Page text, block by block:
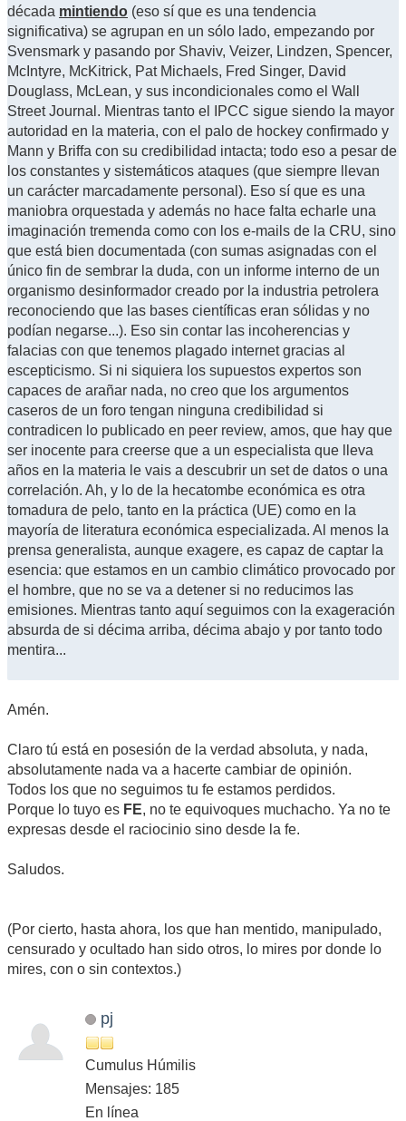
década mintiendo (eso sí que es una tendencia
significativa) se agrupan en un sólo lado, empezando por
Svensmark y pasando por Shaviv, Veizer, Lindzen, Spencer,
McIntyre, McKitrick, Pat Michaels, Fred Singer, David
Douglass, McLean, y sus incondicionales como el Wall
Street Journal. Mientras tanto el IPCC sigue siendo la mayor
autoridad en la materia, con el palo de hockey confirmado y
Mann y Briffa con su credibilidad intacta; todo eso a pesar de
los constantes y sistemáticos ataques (que siempre llevan
un carácter marcadamente personal). Eso sí que es una
maniobra orquestada y además no hace falta echarle una
imaginación tremenda como con los e-mails de la CRU, sino
que está bien documentada (con sumas asignadas con el
único fin de sembrar la duda, con un informe interno de un
organismo desinformador creado por la industria petrolera
reconociendo que las bases científicas eran sólidas y no
podían negarse...). Eso sin contar las incoherencias y
falacias con que tenemos plagado internet gracias al
escepticismo. Si ni siquiera los supuestos expertos son
capaces de arañar nada, no creo que los argumentos
caseros de un foro tengan ninguna credibilidad si
contradicen lo publicado en peer review, amos, que hay que
ser inocente para creerse que a un especialista que lleva
años en la materia le vais a descubrir un set de datos o una
correlación. Ah, y lo de la hecatombe económica es otra
tomadura de pelo, tanto en la práctica (UE) como en la
mayoría de literatura económica especializada. Al menos la
prensa generalista, aunque exagere, es capaz de captar la
esencia: que estamos en un cambio climático provocado por
el hombre, que no se va a detener si no reducimos las
emisiones. Mientras tanto aquí seguimos con la exageración
absurda de si décima arriba, décima abajo y por tanto todo
mentira...
Amén.
Claro tú está en posesión de la verdad absoluta, y nada,
absolutamente nada va a hacerte cambiar de opinión.
Todos los que no seguimos tu fe estamos perdidos.
Porque lo tuyo es FE, no te equivoques muchacho. Ya no te
expresas desde el raciocinio sino desde la fe.
Saludos.
(Por cierto, hasta ahora, los que han mentido, manipulado,
censurado y ocultado han sido otros, lo mires por donde lo
mires, con o sin contextos.)
pj
Cumulus Húmilis
Mensajes: 185
En línea